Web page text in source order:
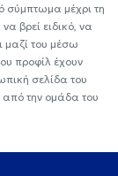
σύμπτωμα μέχρι τη
βρεί ειδικό, να
μαζί του μέσω
προφίλ έχουν
σελίδα του
από την ομάδα του